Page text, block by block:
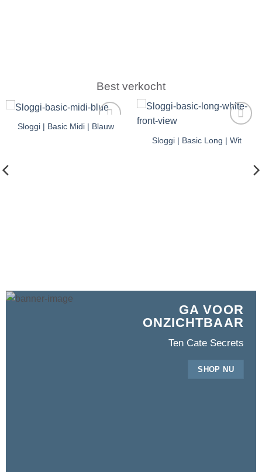
Best verkocht
Sloggi | Basic Midi | Blauw
Toevoegen
aan
Sloggi | Basic Long | Wit
GA VOOR
ONZICHTBAAR
Ten Cate Secrets
SHOP NU